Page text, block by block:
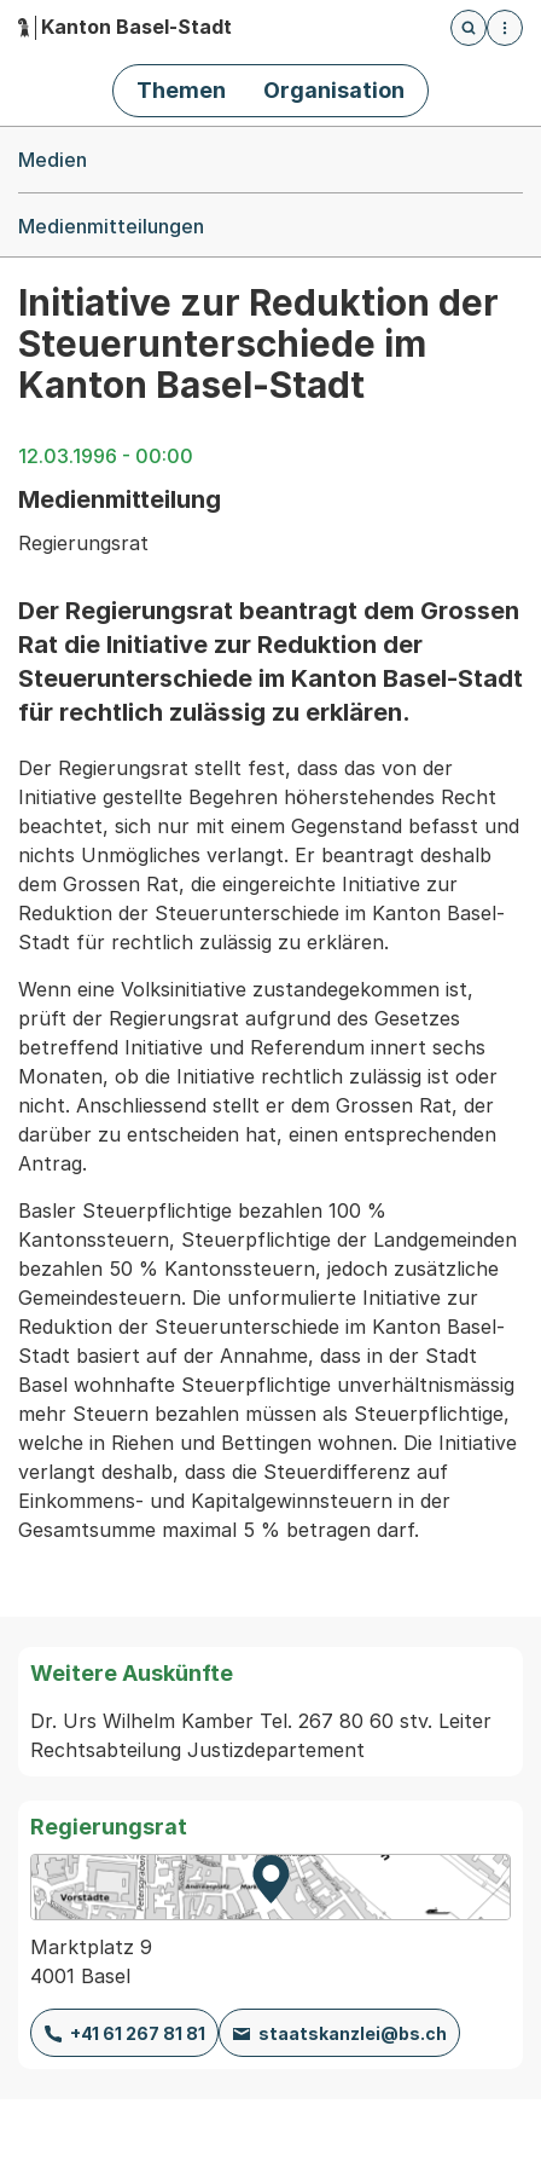
Hauptnavigation
Kanton Basel-Stadt
Öffnet
Themen Organisation
Medien
Medienmitteilungen
Initiative zur Reduktion der
Steuerunterschiede im
Kanton Basel-Stadt
12.03.1996 - 00:00
Medienmitteilung
Regierungsrat
Der Regierungsrat beantragt dem Grossen
Rat die Initiative zur Reduktion der
Steuerunterschiede im Kanton Basel-Stadt
für rechtlich zulässig zu erklären.
Der Regierungsrat stellt fest, dass das von der
Initiative gestellte Begehren höherstehendes Recht
beachtet, sich nur mit einem Gegenstand befasst und
nichts Unmögliches verlangt. Er beantragt deshalb
dem Grossen Rat, die eingereichte Initiative zur
Reduktion der Steuerunterschiede im Kanton Basel-
Stadt für rechtlich zulässig zu erklären.
Wenn eine Volksinitiative zustandegekommen ist,
prüft der Regierungsrat aufgrund des Gesetzes
betreffend Initiative und Referendum innert sechs
Monaten, ob die Initiative rechtlich zulässig ist oder
nicht. Anschliessend stellt er dem Grossen Rat, der
darüber zu entscheiden hat, einen entsprechenden
Antrag.
Basler Steuerpflichtige bezahlen 100 %
Kantonssteuern, Steuerpflichtige der Landgemeinden
bezahlen 50 % Kantonssteuern, jedoch zusätzliche
Gemeindesteuern. Die unformulierte Initiative zur
Reduktion der Steuerunterschiede im Kanton Basel-
Stadt basiert auf der Annahme, dass in der Stadt
Basel wohnhafte Steuerpflichtige unverhältnismässig
mehr Steuern bezahlen müssen als Steuerpflichtige,
welche in Riehen und Bettingen wohnen. Die Initiative
verlangt deshalb, dass die Steuerdifferenz auf
Einkommens- und Kapitalgewinnsteuern in der
Gesamtsumme maximal 5 % betragen darf.
Weitere Auskünfte
Dr. Urs Wilhelm Kamber Tel. 267 80 60 stv. Leiter
Regierungsrat
Zur Karte von MapBS.
Externer Link, wird in einem
Marktplatz 9
4001 Basel
+41 61 267 81 81 staatskanzlei@bs.ch